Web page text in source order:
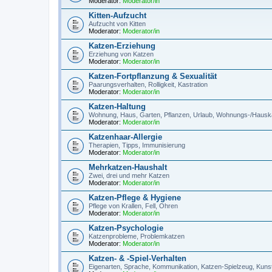
Kitten-Aufzucht
Aufzucht von Kitten
Moderator: Moderator/in
Katzen-Erziehung
Erziehung von Katzen
Moderator: Moderator/in
Katzen-Fortpflanzung & Sexualität
Paarungsverhalten, Rolligkeit, Kastration
Moderator: Moderator/in
Katzen-Haltung
Wohnung, Haus, Garten, Pflanzen, Urlaub, Wohnungs-/
Moderator: Moderator/in
Katzenhaar-Allergie
Therapien, Tipps, Immunisierung
Moderator: Moderator/in
Mehrkatzen-Haushalt
Zwei, drei und mehr Katzen
Moderator: Moderator/in
Katzen-Pflege & Hygiene
Pflege von Krallen, Fell, Ohren
Moderator: Moderator/in
Katzen-Psychologie
Katzenprobleme, Problemkatzen
Moderator: Moderator/in
Katzen- & -Spiel-Verhalten
Eigenarten, Sprache, Kommunikation, Katzen-Spielzeug,